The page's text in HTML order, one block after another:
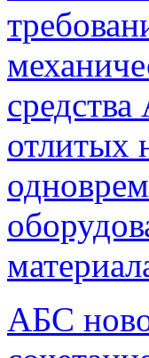
отлитых
АБС